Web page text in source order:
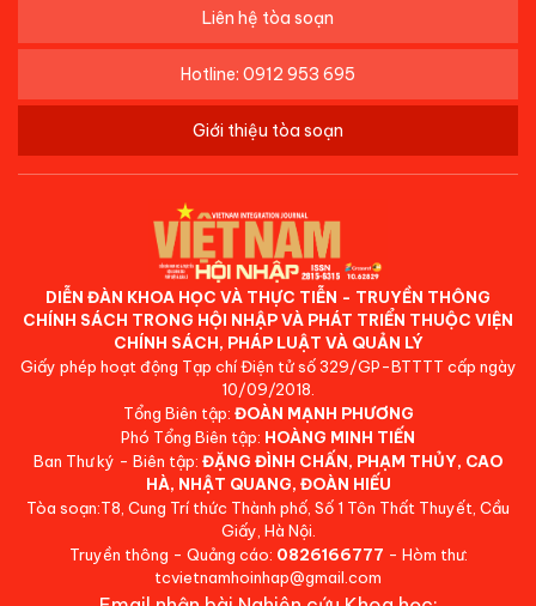
Liên hệ tòa soạn
Hotline: 0912 953 695
Giới thiệu tòa soạn
DIỄN ĐÀN KHOA HỌC VÀ THỰC TIỄN - TRUYỀN THÔNG
CHÍNH SÁCH TRONG HỘI NHẬP VÀ PHÁT TRIỂN THUỘC VIỆN
CHÍNH SÁCH, PHÁP LUẬT VÀ QUẢN LÝ
Giấy phép hoạt động Tạp chí Điện tử số 329/GP-BTTTT cấp ngày
10/09/2018.
Tổng Biên tập: ĐOÀN MẠNH PHƯƠNG
Phó Tổng Biên tập: HOÀNG MINH TIẾN
Ban Thư ký - Biên tập: ĐẶNG ĐÌNH CHẤN, PHẠM THỦY, CAO
HÀ, NHẬT QUANG, ĐOÀN HIẾU
Tòa soạn:T8, Cung Trí thức Thành phố, Số 1 Tôn Thất Thuyết, Cầu
Giấy, Hà Nội.
Truyền thông - Quảng cáo: 0826166777 - Hòm thư:
tcvietnamhoinhap@gmail.com